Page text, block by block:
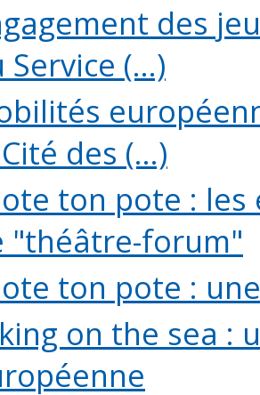
des
Service (...)
des (...)
ton pote :
"théâtre-forum"
ton pote :
on the sea :